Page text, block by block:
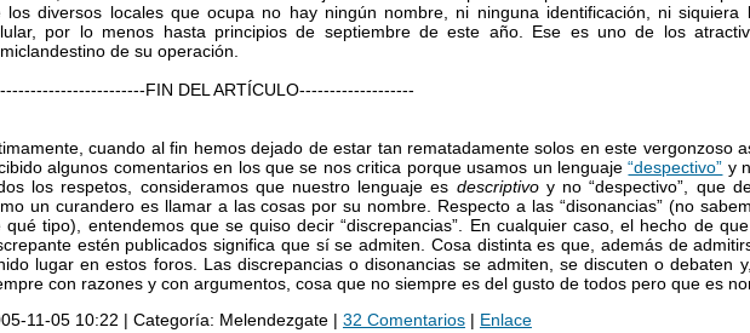
los diversos locales que ocupa no hay ningún nombre, ni ninguna identificación, ni siquiera
por lo menos hasta principios de septiembre de este año. Ese es uno de los
de su operación.
FIN DEL ARTÍCULO-------------------
cuando al fin hemos dejado de estar tan rematadamente solos en este vergonzoso
algunos comentarios en los que se nos critica porque usamos un lenguaje“despectivo” y
los respetos, consideramos que nuestro lenguaje es descriptivoy no “despectivo”, que
un curandero es llamar a las cosas por su nombre. Respecto a las “disonancias” (no
qué tipo), entendemos que se quiso decir “discrepancias”. En cualquier caso, el hecho de
estén publicados significa que sí se admiten. Cosa distinta es que, además de
lugar en estos foros. Las discrepancias o disonancias se admiten, se discuten o debaten
con razones y con argumentos, cosa que no siempre es del gusto de todos pero que es
11-05 10:22 | Categoría: Melendezgate | 32 Comentarios| Enlace